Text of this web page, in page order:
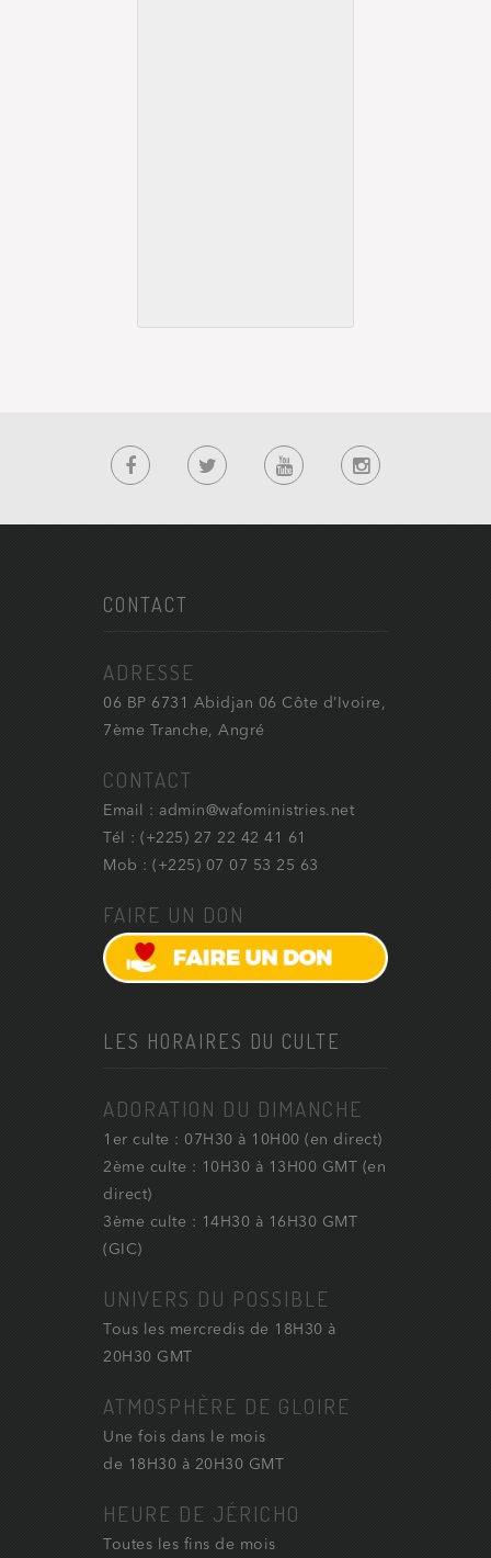
CONTACT
ADRESSE
06 BP 6731 Abidjan 06 Côte d’Ivoire,
7ème Tranche, Angré
CONTACT
Email : admin@wafoministries.net
Tél : (+225) 27 22 42 41 61
Mob : (+225) 07 07 53 25 63
FAIRE UN DON
LES HORAIRES DU CULTE
ADORATION DU DIMANCHE
1er culte : 07H30 à 10H00 (en direct)
2ème culte : 10H30 à 13H00 GMT (en
direct)
3ème culte : 14H30 à 16H30 GMT
(GIC)
UNIVERS DU POSSIBLE
Tous les mercredis de 18H30 à
20H30 GMT
ATMOSPHÈRE DE GLOIRE
Une fois dans le mois
de 18H30 à 20H30 GMT
HEURE DE JÉRICHO
Toutes les fins de mois